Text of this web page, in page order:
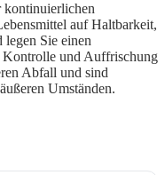
kontinuierlichen
auf Haltbarkeit,
legen Sie einen
Kontrolle und Auffrischung
Abfall und sind
Umständen.